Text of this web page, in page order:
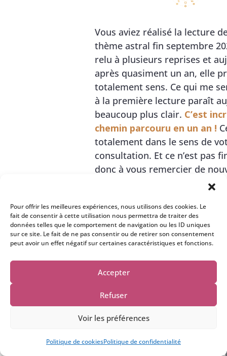
Pour offrir les meilleures expériences, nous utilisons des cookies. Le
fait de consentir à cette utilisation nous permettra de traiter des
données telles que le comportement de navigation ou les ID uniques
sur ce site. Le fait de ne pas consentir ou de retirer son consentement
peut avoir un effet négatif sur certaines caractéristiques et fonctions.
Accepter
Refuser
Voir les préférences
Politique de cookiesPolitique de confidentialité
Vous aviez réalisé la lecture
thème astral fin septembre
relu à plusieurs reprises et
après quasiment un an, elle
totalement sens. Ce qui me
à la première lecture paraît
beaucoup plus clair. C’est
chemin parcouru en un an !
totalement dans le sens de
consultation. Et ce n’est pas
donc à vous remercier de
Ce que vous
et m’accompagne.Merci !
Chaleureusement,
J’ai beaucoup de gratitude
Depuis que je suis entré en